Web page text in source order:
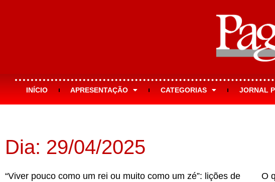
INÍCIO APRESENTAÇÃO CATEGORIAS JORNAL
Dia: 29/04/2025
“Viver pouco como um rei ou muito como um zé”: lições de
O